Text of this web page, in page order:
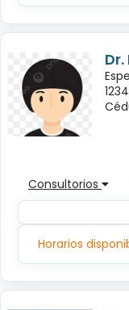
Consultorios
Horarios